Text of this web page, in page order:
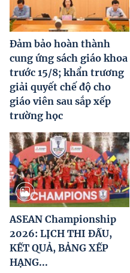
Đảm bảo hoàn thành
cung ứng sách giáo khoa
trước 15/8; khẩn trương
giải quyết chế độ cho
giáo viên sau sắp xếp
trường học
ASEAN Championship
2026: LỊCH THI ĐẤU,
KẾT QUẢ, BẢNG XẾP
HẠNG...